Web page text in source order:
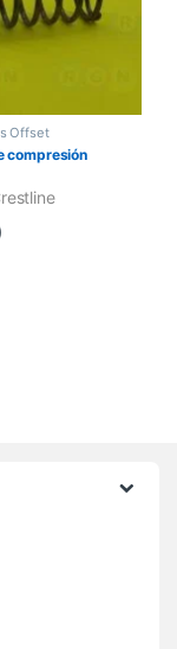
Offset
compresión